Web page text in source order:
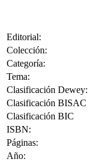
Editorial:
Colección:
Categoría:
Tema:
Clasificación Dewey:
Clasificación BISAC
Clasificación BIC
ISBN:
Páginas:
Año: